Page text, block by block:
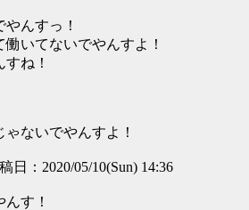
んすっ！
いてないでやんすよ！
ね！
ないでやんすよ！
日：2020/05/10(Sun) 14:36
す！